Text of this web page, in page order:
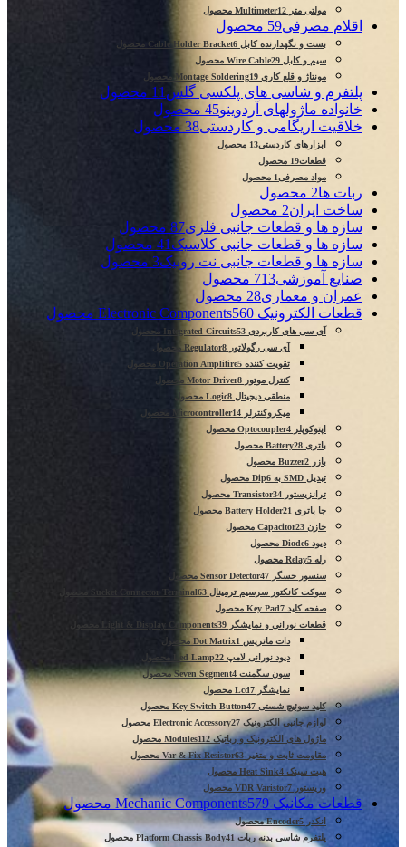
مولتی متر Multimeter 12 محصول
اقلام مصرفی59 محصول
بست و نگهدارنده کابل Cable Holder Bracket 6 محصول
سیم و کابل Wire Cable 29 محصول
مونتاژ و قلع کاری Montage Soldering 19 محصول
پلتفرم و شاسی های پلکسی گلس 11 محصول
خانواده ماژولهای آردوینو45 محصول
خلاقیت اریگامی و کاردستی38 محصول
ابزارهای کاردستی13 محصول
قطعات19 محصول
مواد مصرفی1 محصول
ربات ها2 محصول
ساخت ایران2 محصول
سازه ها و قطعات جانبی فلزی87 محصول
سازه ها و قطعات جانبی کلاسیک 41 محصول
سازه ها و قطعات جانبی نت روبیک3 محصول
صنایع آموزشی713 محصول
عمران و معماری28 محصول
قطعات الکترونیک Electronic Components 560 محصول
آی سی های کاربردی Integrated Circuits 53 محصول
آی سی رگولاتور Regulator 8 محصول
تقویت کننده Operation Amplifire 5 محصول
کنترل موتور Motor Driver 8 محصول
منطقی دیجیتال Logic 8 محصول
میکروکنترلر Microcontroller 14 محصول
اپتوکوپلر Optocoupler 4 محصول
باتری Battery 28 محصول
بازر Buzzer 2 محصول
تبدیل SMD به Dip
6 محصول
ترانزیستور Transistor 34 محصول
جا باتری Battery Holder 21 محصول
خازن Capacitor 23 محصول
دیود Diode 6 محصول
رله Relay 5 محصول
سنسور حسگر Sensor Detector 47 محصول
سوکت کانکتور سرسیم ترمینال Sucket Connector Terminal 63 محصول
صفحه کلید Key Pad 7 محصول
قطعات نورانی و نمایشگر Light & Display Components 39 محصول
دات ماتریس Dot Matrix 1 محصول
دیود نورانی لامپ Led Lamp 22 محصول
سون سگمنت Seven Segment 4 محصول
نمایشگر Lcd 7 محصول
کلید سوئیچ شستی Key Switch Button 47 محصول
لوازم جانبی الکترونیک Electronic Accessory 27 محصول
ماژول های الکترونیک و رباتیک Modules112 محصول
مقاومت ثابت و متغیر Var & Fix Resistor 63 محصول
هیت سینک Heat Sink 4 محصول
وریستور VDR Varistor 7 محصول
قطعات مکانیک Mechanic Components 579 محصول
انکدر Encoder 5 محصول
پلتفرم شاسی بدنه ربات Platform Chassis Body 41 محصول